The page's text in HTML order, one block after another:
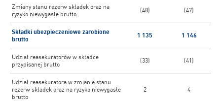
Zmiany stanu rezerw składek oraz na
ryzyko niewygasłe brutto
(48) (47)
Składki ubezpieczeniowe zarobione
brutto
1 135 1 146
Udział reasekuratorów w składce
przypisanej brutto
(33) (41)
Udział reasekuratora w zmianie stanu
rezerw składek oraz na ryzyko niewygasłe
brutto
2 4